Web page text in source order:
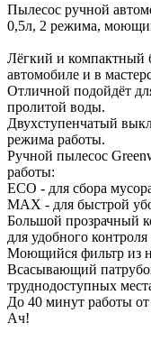
Пылесос ручной
0,5л, 2 режима,
Лёгкий и компактный
автомобиле и в
Отличной подойдёт
пролитой воды.
Двухступенчатый
режима работы.
Ручной пылесос
работы:
ECO - для сбора
MAX - для быстрой
Большой прозрачный
для удобного
Моющийся фильтр из
Всасывающий
труднодоступных
До 40 минут работы
Ач!